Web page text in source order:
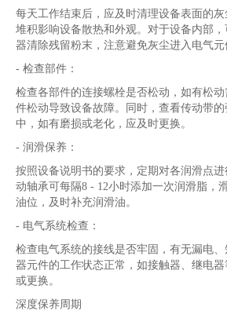
每天工作结束后，应及时清理设备表面的
堆积影响设备散热和外观。对于设备内部
器清除残留粉末，注意避免灰尘进入电气元
- 检查部件：
检查各部件的连接螺栓是否松动，如有松
件松动导致设备故障。同时，查看传动带
中，如有磨损或老化，应及时更换。
- 润滑保养：
按照设备说明书的要求，定期对各润滑点
动轴承可每隔8 - 12小时添加一次润滑脂，
油位，及时补充润滑油。
- 电气系统检查：
检查电气系统的接线是否牢固，有无漏电
器元件的工作状态正常，如接触器、继电
或更换。
深度保养周期